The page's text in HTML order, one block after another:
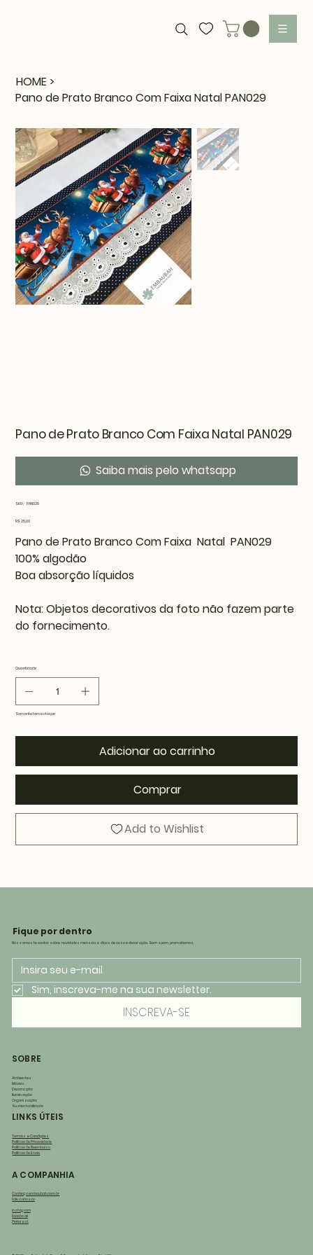
HOME >
Pano de Prato Branco Com Faixa Natal PAN029
Pano de Prato Branco Com Faixa Natal PAN029
Saiba mais pelo whatsapp
SKU: SKU
PAN029
Preço
R$ 25,00
Pano de Prato Branco Com Faixa Natal PAN029
100% algodão
Boa absorção líquidos
Nota: Objetos decorativos da foto não fazem parte
do fornecimento.
Quantidade
Somente 1 em estoque
Adicionar ao carrinho
Comprar
Add to Wishlist
Fique por dentro
Nós vamos te contar sobre novidades mensais e dicas de casa e decoração. Sem spam, prometemos.
Sim, inscreva-me na sua newsletter.
INSCREVA-SE
SOBRE
Ambientes
Móveis
Decoração
Iluminação
Organização
Sustentabilidade
LINKS ÚTEIS
Termos e Condições
Política de Privacidade
Política de Reembolso
Política de Envio
A COMPANHIA
Conheça embaubah.com.br
Fale conosco
Instagram
Facebook
Pinterest